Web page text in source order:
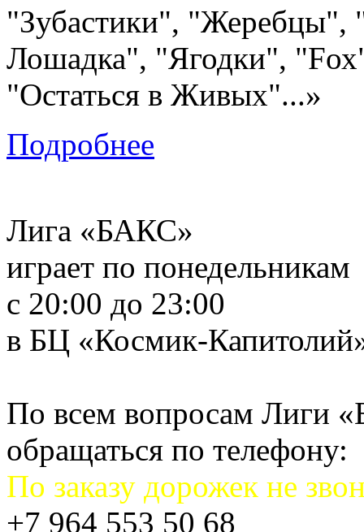
"Зубастики", "Жеребцы",
Лошадка", "Ягодки",
"Остаться в Живых"...»
Подробнее
Лига «БАКС»
играет по понедельникам
с 20:00 до 23:00
в БЦ «Космик-
По всем вопросам Лиги
обращаться по телефону:
По заказу дорожек не
+7 964 553 50 68